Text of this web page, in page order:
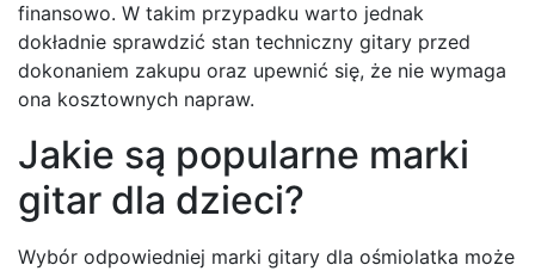
finansowo. W takim przypadku warto jednak
dokładnie sprawdzić stan techniczny gitary przed
dokonaniem zakupu oraz upewnić się, że nie wymaga
ona kosztownych napraw.
Jakie są popularne marki
gitar dla dzieci?
Wybór odpowiedniej marki gitary dla ośmiolatka może